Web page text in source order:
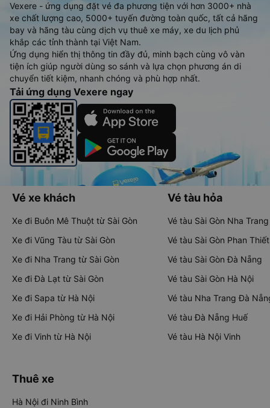
Vexere - ứng dụng đặt vé đa phương tiện với hơn 3000+ nhà
xe chất lượng cao, 5000+ tuyến đường toàn quốc, tất cả hãng
bay và hãng tàu cùng dịch vụ thuê xe máy, xe du lịch phủ
khắp các tỉnh thành tại Việt Nam.
Ứng dụng hiển thị thông tin đầy đủ, minh bạch cùng vô vàn
tiện ích giúp người dùng so sánh và lựa chọn phương án di
chuyển tiết kiệm, nhanh chóng và phù hợp nhất.
Tải ứng dụng Vexere ngay
Vé xe khách
Xe đi Buôn Mê Thuột từ Sài Gòn
Xe đi Vũng Tàu từ Sài Gòn
Xe đi Nha Trang từ Sài Gòn
Xe đi Đà Lạt từ Sài Gòn
Xe đi Sapa từ Hà Nội
Xe đi Hải Phòng từ Hà Nội
Xe đi Vinh từ Hà Nội
Vé tàu hỏa
Vé tàu Sài Gòn Nha Trang
Vé tàu Sài Gòn Phan Thiết
Vé tàu Sài Gòn Đà Nẵng
Vé tàu Sài Gòn Hà Nội
Vé tàu Nha Trang Đà
Vé tàu Đà Nẵng Huế
Vé tàu Hà Nội Vinh
Thuê xe
Hà Nội đi Ninh Bình